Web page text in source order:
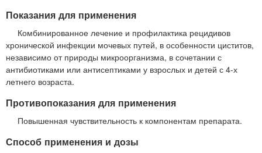
Показания для применения
Комбинированное лечение и профилактика рецидивов
хронической инфекции мочевых путей, в особенности циститов,
независимо от природы микроорганизма, в сочетании с
антибиотиками или антисептиками у взрослых и детей с 4-х
летнего возраста.
Противопоказания для применения
Повышенная чувствительность к компонентам препарата.
Способ применения и дозы